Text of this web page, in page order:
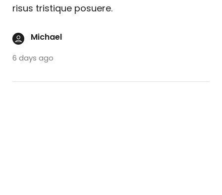
risus tristique posuere.
Michael
6 days ago